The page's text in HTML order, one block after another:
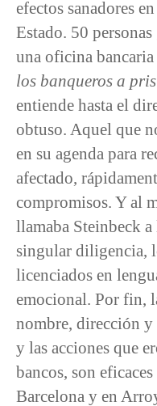
efectos sanadores
Estado. 50
una oficina bancaria
los banqueros a
entiende hasta el
obtuso. Aquel que
en su agenda para
afectado,
compromisos. Y al
llamaba Steinbeck
singular diligencia,
licenciados en
emocional. Por fin,
nombre, dirección y
y las acciones que
bancos, son
Barcelona y en